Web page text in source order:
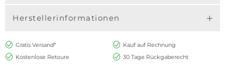
Herstellerinformationen
Gratis Versand*
Kauf auf Rechnung
Kostenlose Retoure
30 Tage Rückgaberecht